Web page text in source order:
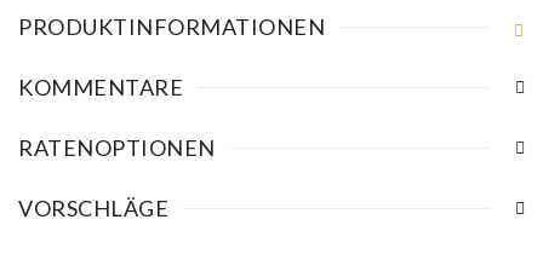
PRODUKTINFORMATIONEN
KOMMENTARE
RATENOPTIONEN
VORSCHLÄGE